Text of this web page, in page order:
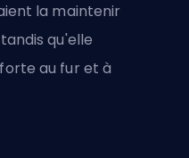
la maintenir
qu'elle
au fur et à